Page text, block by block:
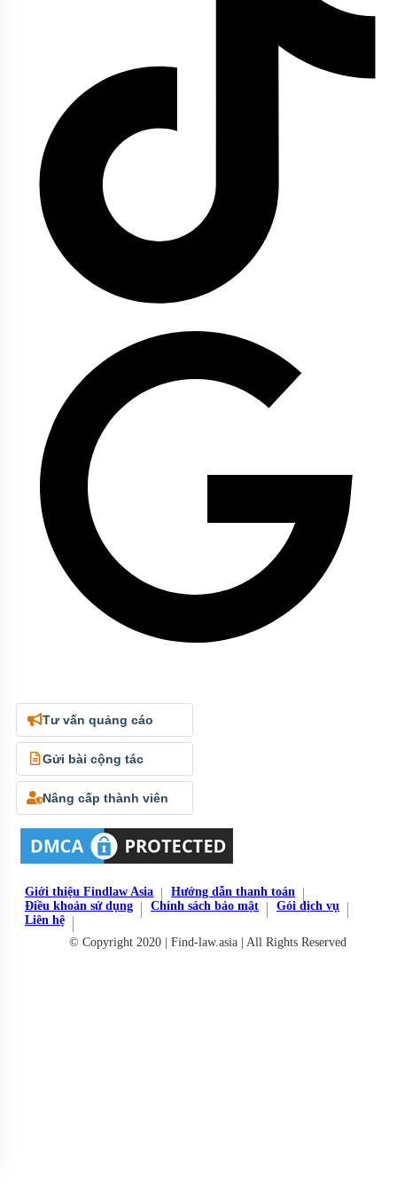
Tư vấn quảng cáo
Gửi bài cộng tác
Nâng cấp thành viên
Giới thiệu Findlaw Asia
Hướng dẫn thanh toán
Điều khoản sử dụng
Chính sách bảo mật
Gói dịch vụ
Liên hệ
© Copyright 2020 | Find-law.asia | All Rights Reserved